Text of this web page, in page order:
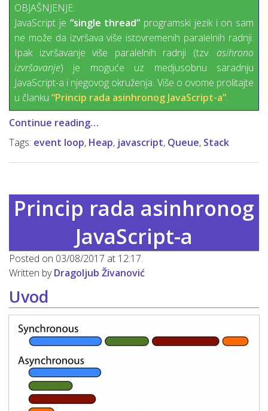
OBJAŠNJENJE:
JavaScript je “single thread” programski jezik i on sam
ne može da izvršava više istovremenih paralelnih radnji.
Ipak izvršavanje više paralelnih radnji (tzv. asihrono
izvršavanje) je moguće uz medjusobnu saradnju
JavaScript-a i njegovog okruženja. Više o ovome prolitajte
u članku “Princip rada asinhronog JavaScript-a”.
Continue reading…
Tags: event loop, Heap, javascript, Queue, Stack
Princip rada asinhronog
JavaScript-a
Posted on 03/08/2017 at 12:17.
Written byDragoljub Živanović
Uvod